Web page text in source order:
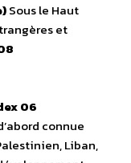
Sous le Haut
et
06
connue
Liban,